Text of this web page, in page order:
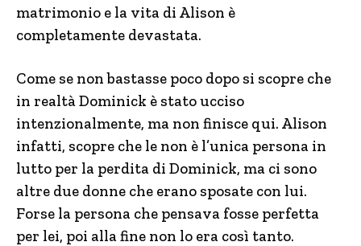
matrimonio e la vita di Alison è
completamente devastata.
Come se non bastasse poco dopo si scopre che
in realtà Dominick è stato ucciso
intenzionalmente, ma non finisce qui. Alison
infatti, scopre che le non è l’unica persona in
lutto per la perdita di Dominick, ma ci sono
altre due donne che erano sposate con lui.
Forse la persona che pensava fosse perfetta
per lei, poi alla fine non lo era così tanto.